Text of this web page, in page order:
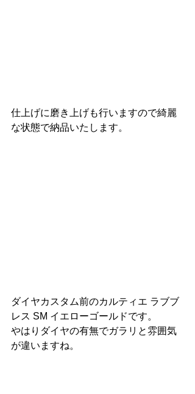
仕上げに磨き上げも行いますので綺麗
な状態で納品いたします。
ダイヤカスタム前のカルティエ ラブブ
レス SM イエローゴールドです。
やはりダイヤの有無でガラリと雰囲気
が違いますね。